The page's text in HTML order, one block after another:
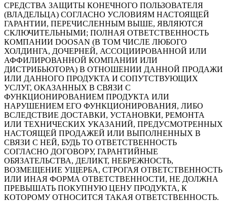
СРЕДСТВА ЗАЩИТЫ КОНЕЧНОГО ПОЛЬЗОВАТЕЛЯ
(ВЛАДЕЛЬЦА) СОГЛАСНО УСЛОВИЯМ НАСТОЯЩЕЙ
ГАРАНТИИ, ПЕРЕЧИСЛЕННЫМ ВЫШЕ, ЯВЛЯЮТСЯ
СКЛЮЧИТЕЛЬНЫМИ; ПОЛНАЯ ОТВЕТСТВЕННОСТЬ
КОМПАНИИ DOOSAN (В ТОМ ЧИСЛЕ ЛЮБОГО
ХОЛДИНГА, ДОЧЕРНЕЙ, АССОЦИИРОВАННОЙ ИЛИ
АФФИЛИРОВАННОЙ КОМПАНИИ ИЛИ
ДИСТРИБЬЮТОРА) В ОТНОШЕНИИ ДАННОЙ ПРОДАЖИ
ИЛИ ДАННОГО ПРОДУКТА И СОПУТСТВУЮЩИХ
УСЛУГ, ОКАЗАННЫХ В СВЯЗИ С
ФУНКЦИОНИРОВАНИЕМ ПРОДУКТА ИЛИ
НАРУШЕНИЕМ ЕГО ФУНКЦИОНИРОВАНИЯ, ЛИБО
ВСЛЕДСТВИЕ ДОСТАВКИ, УСТАНОВКИ, РЕМОНТА
ИЛИ ТЕХНИЧЕСКИХ УКАЗАНИЙ, ПРЕДУСМОТРЕННЫХ
НАСТОЯЩЕЙ ПРОДАЖЕЙ ИЛИ ВЫПОЛНЕННЫХ В
СВЯЗИ С НЕЙ, БУДЬ ТО ОТВЕТСТВЕННОСТЬ
СОГЛАСНО ДОГОВОРУ, ГАРАНТИЙНЫЕ
ОБЯЗАТЕЛЬСТВА, ДЕЛИКТ, НЕБРЕЖНОСТЬ,
ВОЗМЕЩЕНИЕ УЩЕРБА, СТРОГАЯ ОТВЕТСТВЕННОСТЬ
ИЛИ ИНАЯ ФОРМА ОТВЕТСТВЕННОСТИ, НЕ ДОЛЖНА
ПРЕВЫШАТЬ ПОКУПНУЮ ЦЕНУ ПРОДУКТА, К
КОТОРОМУ ОТНОСИТСЯ ТАКАЯ ОТВЕТСТВЕННОСТЬ.